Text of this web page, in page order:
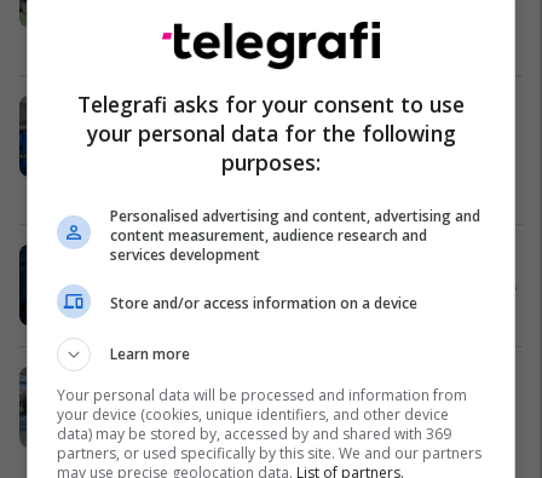
Shëndetësi 12/12/2025
QKMF “Dr. Shpëtim Robaj” në
Malishevë pranon donacion me
pajisje mjekësore nga KFOR-i italian
Në Gjakovë ka nisur shpërndarjen e
insulinës për pacientët insulinvarës
Shëndetësi 23/10/2025
të pajisjeve ndihmëse nga Spitali
“Isa Grezda”
Shëndetësi 21/10/2025
Telegrafi asks for your consent to use
your personal data for the following
purposes:
Personalised advertising and content, advertising and
content measurement, audience research and
services development
Store and/or access information on a device
Learn more
Your personal data will be processed and information from
your device (cookies, unique identifiers, and other device
data) may be stored by, accessed by and shared with 369
partners, or used specifically by this site. We and our partners
may use precise geolocation data. List of partners.